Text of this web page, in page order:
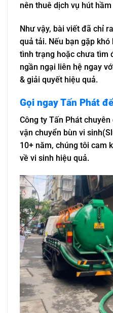
nên thuê dịch vụ hút
Như vậy, bài viết đã chỉ
quả tải. Nếu bạn gặp
tình trạng hoặc chưa tìm
ngần ngại liên hệ ngay
& giải quyết hiệu quả.
Gọi ngay Tấn Phát
Công ty Tấn Phát
vận chuyển bùn vi
10+ năm, chúng tôi cam
về vi sinh hiệu quả.